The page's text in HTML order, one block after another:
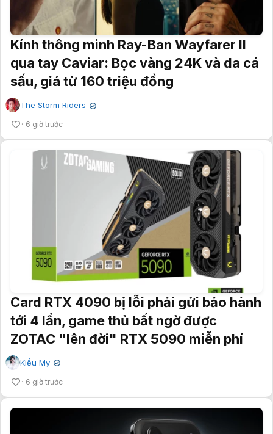
Kính thông minh Ray-Ban Wayfarer II
qua tay Caviar: Bọc vàng 24K và da cá
sấu, giá từ 160 triệu đồng
The Storm Riders ✔
6 giờ trước
Card RTX 4090 bị lỗi phải gửi bảo hành
tới 4 lần, game thủ bất ngờ được
ZOTAC "lên đời" RTX 5090 miễn phí
Kiều My ✔
6 giờ trước